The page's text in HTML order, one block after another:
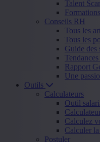
Talent
Conseils RH
Tous les
Tous les
Guide des
Rapport
Une
Outils
Calculateurs
Outil
Calculez
Calculer
Postuler